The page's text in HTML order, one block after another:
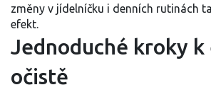
změny v jídelníčku i denních rutinách
efekt.
Jednoduché kroky
očistě